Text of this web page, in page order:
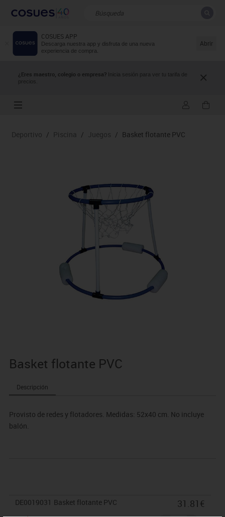
COSUES APP
Descarga nuestra app y disfruta de una nueva
experiencia de compra.
Abrir
¿Eres maestro, colegio o empresa? Inicia sesión para ver tu tarifa de
precios.
Resultados de la búsqueda
Deportivo / Piscina / Juegos / Basket flotante PVC
Basket flotante PVC
Descripción
Provisto de redes y flotadores. Medidas: 52x40 cm. No incluye
balón.
DE0019031 Basket flotante PVC
31.81€